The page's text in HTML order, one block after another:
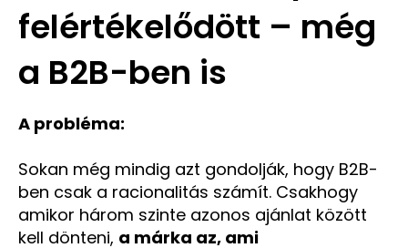
felértékelődött – még
a B2B-ben is
A probléma:
Sokan még mindig azt gondolják, hogy B2B-
ben csak a racionalitás számít. Csakhogy
amikor három szinte azonos ajánlat között
kell dönteni, a márka az, ami